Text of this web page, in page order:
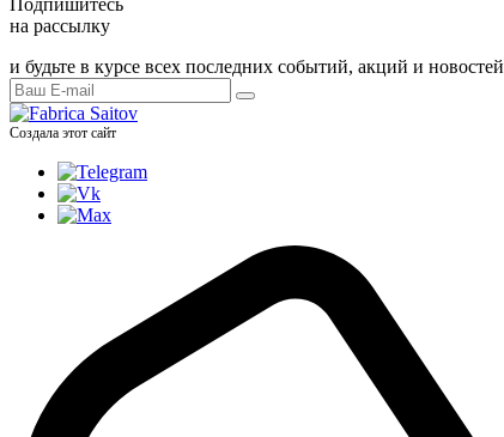
на рассылку
и будьте в курсе всех последних событий, акций и новостей
Создала этот сайт